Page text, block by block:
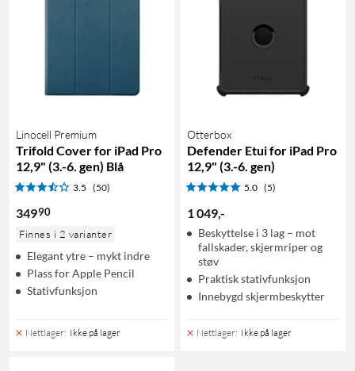
Linocell Premium
Trifold Cover for iPad Pro
12,9" (3.-6. gen) Blå
3.5 (50)
34990
Finnes i 2 varianter
Elegant ytre – mykt indre
Plass for Apple Pencil
Stativfunksjon
Nettlager: Ikke på lager
Otterbox
Defender Etui for iPad Pro
12,9" (3.-6. gen)
5.0 (5)
1 049,-
Beskyttelse i 3 lag – mot
fallskader, skjermriper og
støv
Praktisk stativfunksjon
Innebygd skjermbeskytter
Nettlager: Ikke på lager